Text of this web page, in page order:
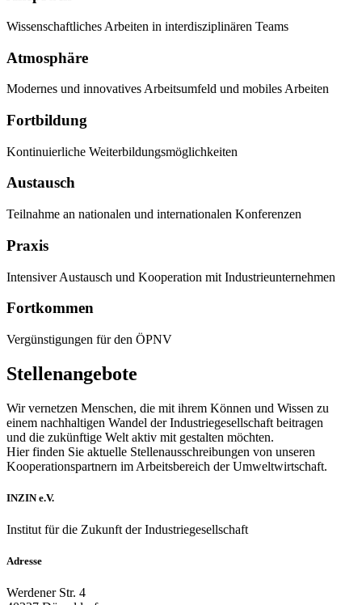
Wissenschaftliches Arbeiten in interdisziplinären Teams
Atmosphäre
Modernes und innovatives Arbeitsumfeld und mobiles Arbeiten
Fortbildung
Kontinuierliche Weiterbildungsmöglichkeiten
Austausch
Teilnahme an nationalen und internationalen Konferenzen
Praxis
Intensiver Austausch und Kooperation mit Industrieunternehmen
Fortkommen
Vergünstigungen für den ÖPNV
Stellenangebote
Wir vernetzen Menschen, die mit ihrem Können und Wissen zu
einem nachhaltigen Wandel der Industriegesellschaft beitragen
und die zukünftige Welt aktiv mit gestalten möchten.
Hier finden Sie aktuelle Stellenausschreibungen von unseren
Kooperationspartnern im Arbeitsbereich der Umweltwirtschaft.
INZIN e.V.
Institut für die Zukunft der Industriegesellschaft
Adresse
Werdener Str. 4